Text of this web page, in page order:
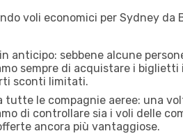
voli economici per Sydney
anticipo: sebbene alcune
sempre di acquistare i
sconti limitati.
tutte le compagnie aeree: una
di controllare sia i voli delle
ancora più vantaggiose.